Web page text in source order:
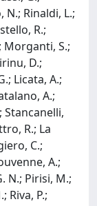
N.; Rinaldi, L.;
R.;
Morganti, S.;
D.;
Licata, A.;
A.;
Stancanelli,
R.; La
C.;
A.;
N.; Pirisi, M.;
Riva, P.;